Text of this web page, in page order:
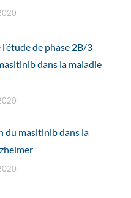
de phase 2B/3
dans la maladie
du masitinib dans la